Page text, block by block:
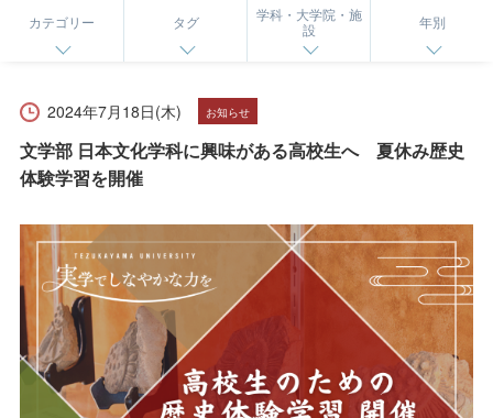
保護者の方へ 卒業生の方へ
English 資料請求 お問い合わせ
カテゴリー タグ
学科・大学院・施
設
年別
2024年7月18日(木) お知らせ
文学部 日本文化学科に興味がある高校生へ 夏休み歴史
体験学習を開催